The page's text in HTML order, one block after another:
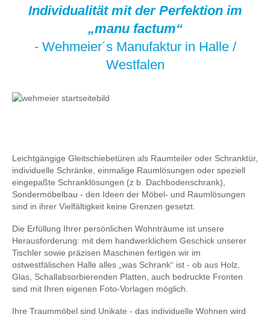
Individualität mit der Perfektion im
„manu factum“
- Wehmeier´s Manufaktur in Halle /
Westfalen
Leichtgängige Gleitschiebetüren als Raumteiler oder Schranktür,
individuelle Schränke, einmalige Raumlösungen oder speziell
eingepaßte Schranklösungen (z b. Dachbodenschrank),
Sondermöbelbau - den Ideen der Möbel- und Raumlösungen
sind in ihrer Vielfältigkeit keine Grenzen gesetzt.
Die Erfüllung Ihrer persönlichen Wohnträume ist unsere
Herausforderung: mit dem handwerklichem Geschick unserer
Tischler sowie präzisen Maschinen fertigen wir im
ostwestfälischen Halle alles „was Schrank“ ist - ob aus Holz,
Glas, Schallabsorbierenden Platten, auch bedruckte Fronten
sind mit Ihren eigenen Foto-Vorlagen möglich.
Ihre Traummöbel sind Unikate - das individuelle Wohnen wird